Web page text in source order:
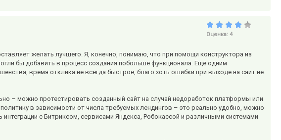
Оценка: 4
желать лучшего. Я, конечно, понимаю, что при помощи конструктора из
бы добавить в процесс создания побольше функционала. Еще одним
время отклика не всегда быстрое, благо хоть ошибки при выходе на сайт не
– можно протестировать созданный сайт на случай недоработок платформы или
в зависимости от числа требуемых лендингов – это реально удобно, можно
с Битриксом, сервисами Яндекса, Робокассой и различными системами